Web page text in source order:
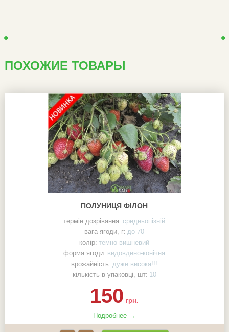
ПОХОЖИЕ ТОВАРЫ
ПОЛУНИЦЯ ФІЛОН
термін дозрівання: средньопізній
вага ягоди, г: до 70
колір: темно-вишневий
форма ягоди: видовдено-конічна
врожайність: дуже висока!!!
кількість в упаковці, шт: 10
150 грн.
Подробнее →